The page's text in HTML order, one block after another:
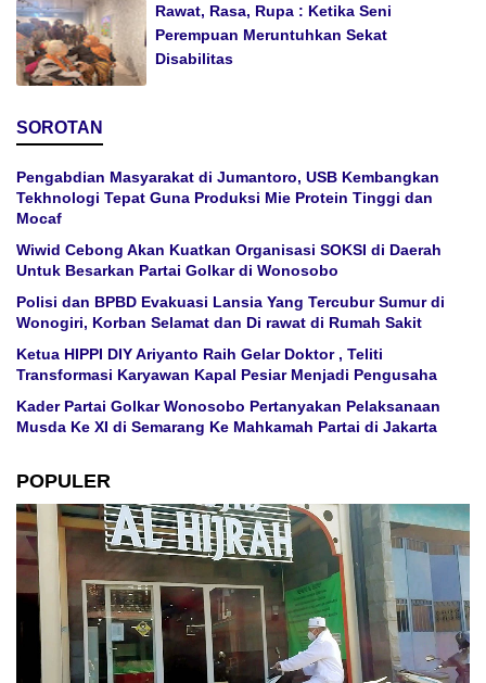
Rawat, Rasa, Rupa : Ketika Seni
Perempuan Meruntuhkan Sekat
Disabilitas
SOROTAN
Pengabdian Masyarakat di Jumantoro, USB Kembangkan
Tekhnologi Tepat Guna Produksi Mie Protein Tinggi dan
Mocaf
Wiwid Cebong Akan Kuatkan Organisasi SOKSI di Daerah
Untuk Besarkan Partai Golkar di Wonosobo
Polisi dan BPBD Evakuasi Lansia Yang Tercubur Sumur di
Wonogiri, Korban Selamat dan Di rawat di Rumah Sakit
Ketua HIPPI DIY Ariyanto Raih Gelar Doktor , Teliti
Transformasi Karyawan Kapal Pesiar Menjadi Pengusaha
Kader Partai Golkar Wonosobo Pertanyakan Pelaksanaan
Musda Ke XI di Semarang Ke Mahkamah Partai di Jakarta
POPULER